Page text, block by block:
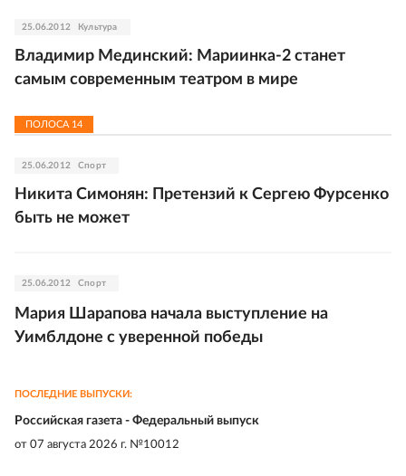
25.06.2012 Культура
Владимир Мединский: Мариинка-2 станет
самым современным театром в мире
ПОЛОСА 14
25.06.2012 Спорт
Никита Симонян: Претензий к Сергею Фурсенко
быть не может
25.06.2012 Спорт
Мария Шарапова начала выступление на
Уимблдоне с уверенной победы
ПОСЛЕДНИЕ ВЫПУСКИ:
Российская газета - Федеральный выпуск
от 07 августа 2026 г. №10012